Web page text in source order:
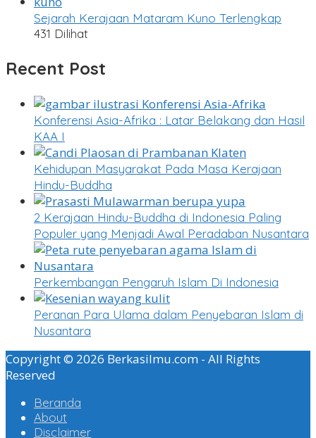
Sejarah Kerajaan Mataram Kuno Terlengkap
431 Dilihat
Recent Post
Konferensi Asia-Afrika : Latar Belakang dan Hasil
KAA I
Kehidupan Masyarakat Pada Masa Kerajaan
Hindu-Buddha
2 Kerajaan Hindu-Buddha di Indonesia Paling
Populer yang Menjadi Awal Peradaban Nusantara
Perkembangan Pengaruh Islam Di Indonesia
Peranan Para Ulama dalam Penyebaran Islam di
Nusantara
Copyright © 2026 Berkasilmu.com - All Rights
Reserved
Beranda
About
Disclaimer